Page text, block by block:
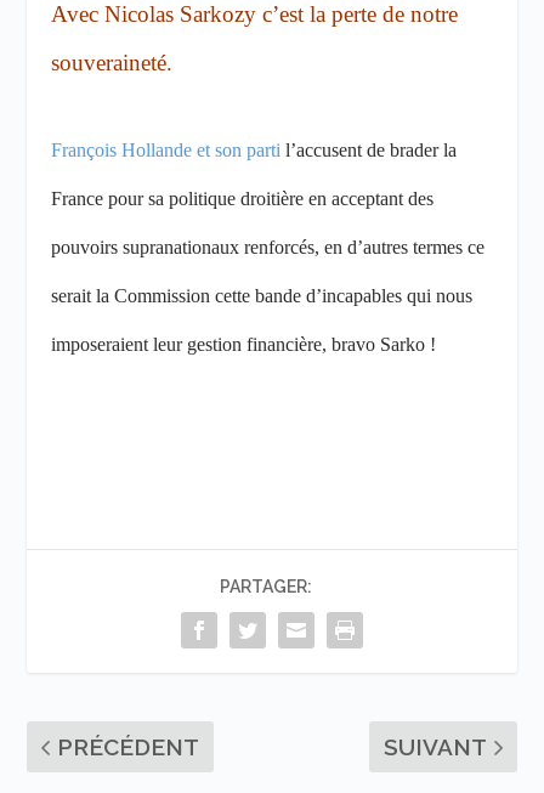
Avec Nicolas Sarkozy c’est la perte de notre
souveraineté.
François Hollande et son parti l’accusent de brader la
France pour sa politique droitière en acceptant des
pouvoirs supranationaux renforcés, en d’autres termes ce
serait la Commission cette bande d’incapables qui nous
imposeraient leur gestion financière, bravo Sarko !
PARTAGER:
PRÉCÉDENT SUIVANT